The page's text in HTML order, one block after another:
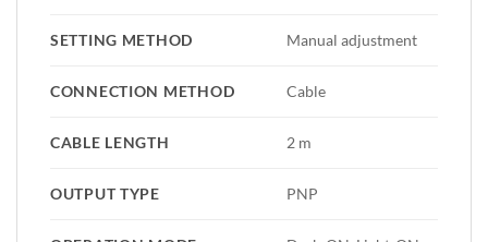
SETTING METHOD Manual adjustment
CONNECTION METHOD Cable
CABLE LENGTH 2 m
OUTPUT TYPE PNP